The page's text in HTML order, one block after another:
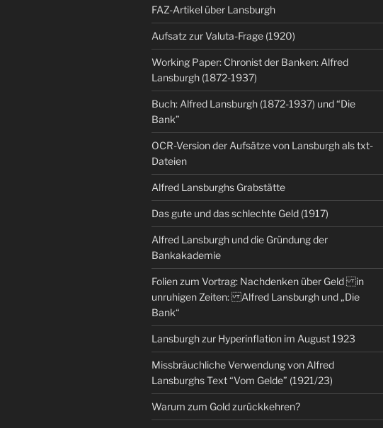
FAZ-Artikel über Lansburgh
Aufsatz zur Valuta-Frage (1920)
Working Paper: Chronist der Banken: Alfred
Lansburgh (1872-1937)
Buch: Alfred Lansburgh (1872-1937) und “Die
Bank”
OCR-Version der Aufsätze von Lansburgh als txt-
Dateien
Alfred Lansburghs Grabstätte
Das gute und das schlechte Geld (1917)
Alfred Lansburgh und die Gründung der
Bankakademie
Folien zum Vortrag: Nachdenken über Geld in
unruhigen Zeiten: Alfred Lansburgh und „Die
Bank“
Lansburgh zur Hyperinflation im August 1923
Missbräuchliche Verwendung von Alfred
Lansburghs Text “Vom Gelde” (1921/23)
Warum zum Gold zurückkehren?